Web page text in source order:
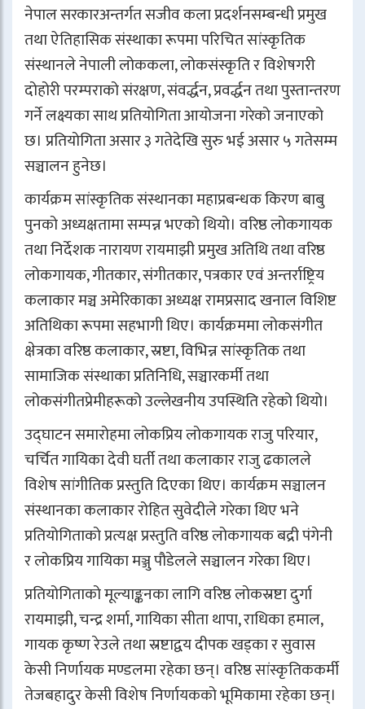
नेपाल सरकारअन्तर्गत सजीव कला प्रदर्शनसम्बन्धी प्रमुख
तथा ऐतिहासिक संस्थाका रूपमा परिचित सांस्कृतिक
संस्थानले नेपाली लोककला, लोकसंस्कृति र विशेषगरी
दोहोरी परम्पराको संरक्षण, संवर्द्धन, प्रवर्द्धन तथा पुस्तान्तरण
गर्ने लक्ष्यका साथ प्रतियोगिता आयोजना गरेको जनाएको
छ। प्रतियोगिता असार ३ गतेदेखि सुरु भई असार ५ गतेसम्म
सञ्चालन हुनेछ।
कार्यक्रम सांस्कृतिक संस्थानका महाप्रबन्धक किरण बाबु
पुनको अध्यक्षतामा सम्पन्न भएको थियो। वरिष्ठ लोकगायक
तथा निर्देशक नारायण रायमाझी प्रमुख अतिथि तथा वरिष्ठ
लोकगायक, गीतकार, संगीतकार, पत्रकार एवं अन्तर्राष्ट्रिय
कलाकार मञ्च अमेरिकाका अध्यक्ष रामप्रसाद खनाल विशिष्ट
अतिथिका रूपमा सहभागी थिए। कार्यक्रममा लोकसंगीत
क्षेत्रका वरिष्ठ कलाकार, स्रष्टा, विभिन्न सांस्कृतिक तथा
सामाजिक संस्थाका प्रतिनिधि, सञ्चारकर्मी तथा
लोकसंगीतप्रेमीहरूको उल्लेखनीय उपस्थिति रहेको थियो।
उद्घाटन समारोहमा लोकप्रिय लोकगायक राजु परियार,
चर्चित गायिका देवी घर्ती तथा कलाकार राजु ढकालले
विशेष सांगीतिक प्रस्तुति दिएका थिए। कार्यक्रम सञ्चालन
संस्थानका कलाकार रोहित सुवेदीले गरेका थिए भने
प्रतियोगिताको प्रत्यक्ष प्रस्तुति वरिष्ठ लोकगायक बद्री पंगेनी
र लोकप्रिय गायिका मञ्जु पौडेलले सञ्चालन गरेका थिए।
प्रतियोगिताको मूल्याङ्कनका लागि वरिष्ठ लोकस्रष्टा दुर्गा
रायमाझी, चन्द्र शर्मा, गायिका सीता थापा, राधिका हमाल,
गायक कृष्ण रेउले तथा स्रष्टाद्वय दीपक खड्का र सुवास
केसी निर्णायक मण्डलमा रहेका छन्। वरिष्ठ सांस्कृतिककर्मी
तेजबहादुर केसी विशेष निर्णायकको भूमिकामा रहेका छन्।